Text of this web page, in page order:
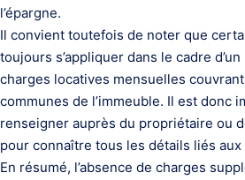
l’épargne.
Il convient toutefois de noter que
toujours s’appliquer dans le cadre
charges locatives mensuelles
communes de l’immeuble. Il est donc
renseigner auprès du propriétaire ou
pour connaître tous les détails liés
En résumé, l’absence de charges